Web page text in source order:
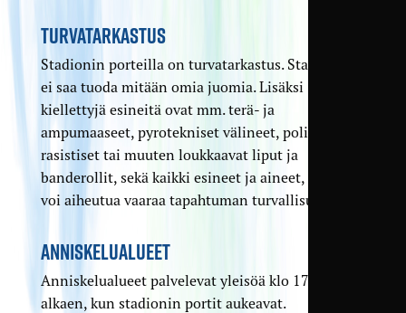
TURVATARKASTUS
Stadionin porteilla on turvatarkastus. Stadionille
ei saa tuoda mitään omia juomia. Lisäksi
kiellettyjä esineitä ovat mm. terä- ja
ampumaaseet, pyrotekniset välineet, poliittiset,
rasistiset tai muuten loukkaavat liput ja
banderollit, sekä kaikki esineet ja aineet, joista
voi aiheutua vaaraa tapahtuman turvallisuudelle.
ANNISKELUALUEET
Anniskelualueet palvelevat yleisöä klo 17.30
alkaen, kun stadionin portit aukeavat.